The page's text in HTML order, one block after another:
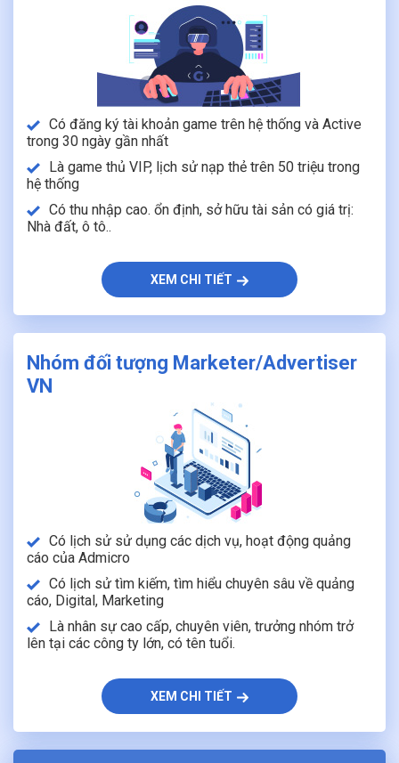
Có đăng ký tài khoản game trên hệ thống và Active
trong 30 ngày gần nhất
Là game thủ VIP, lịch sử nạp thẻ trên 50 triệu trong
hệ thống
Có thu nhập cao. ổn định, sở hữu tài sản có giá trị:
Nhà đất, ô tô..
XEM CHI TIẾT
Nhóm đối tượng Marketer/Advertiser
VN
Có lịch sử sử dụng các dịch vụ, hoạt động quảng
cáo của Admicro
Có lịch sử tìm kiếm, tìm hiểu chuyên sâu về quảng
cáo, Digital, Marketing
Là nhân sự cao cấp, chuyên viên, trưởng nhóm trở
lên tại các công ty lớn, có tên tuổi.
XEM CHI TIẾT